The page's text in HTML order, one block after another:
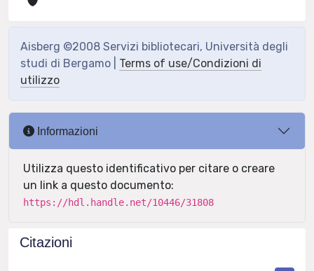
Aisberg ©2008 Servizi bibliotecari, Università degli
studi di Bergamo | Terms of use/Condizioni di
utilizzo
Informazioni
Utilizza questo identificativo per citare o creare
un link a questo documento:
https://hdl.handle.net/10446/31808
Citazioni